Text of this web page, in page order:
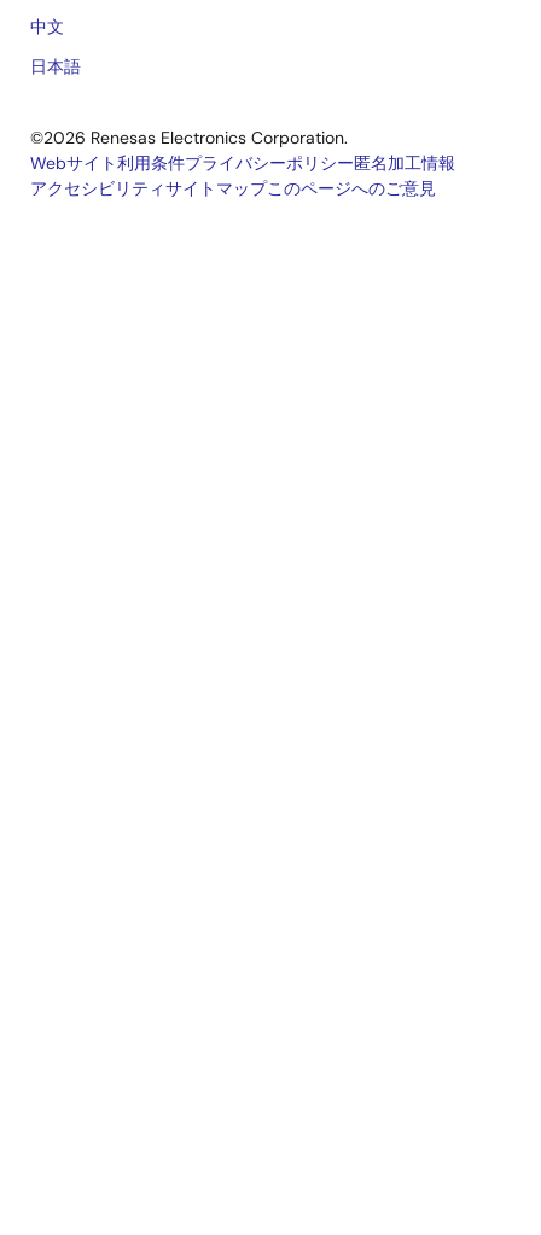
中文
日本語
©2026 Renesas Electronics Corporation.
Legal
Webサイト利用条件プライバシーポリシー匿名加工情報
アクセシビリティサイトマップこのページへのご意見